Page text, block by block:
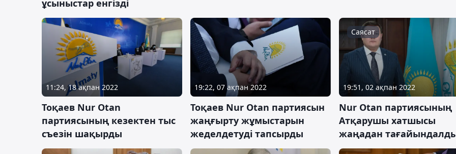
ұсыныстар енгізді
11:24, 18 ақпан 2022
Тоқаев Nur Otan
партиясының кезектен тыс
съезін шақырды
19:22, 07 ақпан 2022
Тоқаев Nur Otan партиясын
жаңғырту жұмыстарын
жеделдетуді тапсырды
Саясат
19:51, 02 ақпан 2022
Nur Otan партиясының
Атқарушы хатшысы
жаңадан